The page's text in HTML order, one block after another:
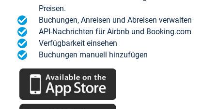
Preisen.
Buchungen, Anreisen und Abreisen verwalten
API-Nachrichten für Airbnb und Booking.com
Verfügbarkeit einsehen
Buchungen manuell hinzufügen